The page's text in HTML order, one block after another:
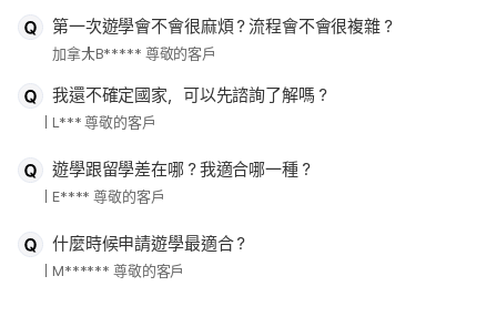
第一次遊學會不會很麻煩？流程會不會很複雜？
加拿大B***** 尊敬的客戶
我還不確定國家，可以先諮詢了解嗎？
L*** 尊敬的客戶
遊學跟留學差在哪？我適合哪一種？
E**** 尊敬的客戶
什麼時候申請遊學最適合？
M****** 尊敬的客戶